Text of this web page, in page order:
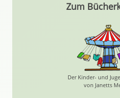
Zum
Der Kinder- und
von Janetts